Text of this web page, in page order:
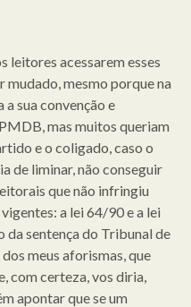
leitores acessarem esses
mesmo porque na
sua convenção e
mas muitos queriam
e o coligado, caso o
de liminar, não conseguir
que não infringiu
a lei 64/90 e a lei
da sentença do Tribunal de
meus aforismas, que
com certeza, vos diria,
apontar que se um